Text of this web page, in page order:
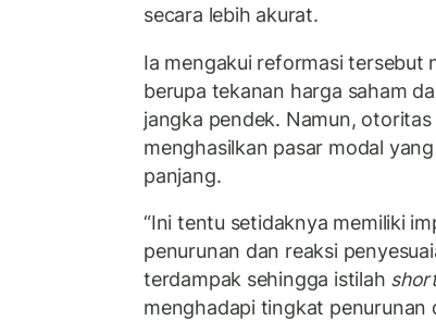
secara lebih akurat.
Ia mengakui reformasi tersebut
berupa tekanan harga saham
jangka pendek. Namun,
menghasilkan pasar modal
panjang.
“Ini tentu setidaknya memiliki
penurunan dan reaksi
terdampak sehingga istilah
menghadapi tingkat penurunan